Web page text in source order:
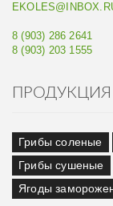
8 (903) 286 2641
8 (903) 203 1555
ПРОДУКЦИЯ
Грибы соленые
Грибы сушеные
Ягоды